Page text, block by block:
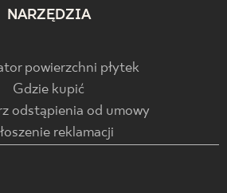
NARZĘDZIA
powierzchni płytek
Gdzie kupić
odstąpienia od umowy
reklamacji